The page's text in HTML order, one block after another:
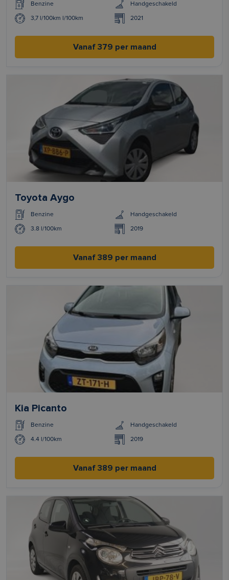
Benzine Handgeschakeld
3,7 l/100km l/100km 2021
Vanaf 379 per maand
Toyota Aygo
Benzine Handgeschakeld
3.8 l/100km 2019
Vanaf 389 per maand
Kia Picanto
Benzine Handgeschakeld
4.4 l/100km 2019
Vanaf 389 per maand